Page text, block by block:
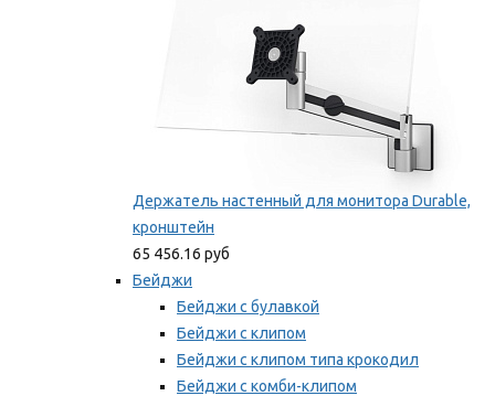
Держатель настенный для монитора Durable,
кронштейн
65 456.16 руб
Бейджи
Бейджи с булавкой
Бейджи с клипом
Бейджи с клипом типа крокодил
Бейджи с комби-клипом